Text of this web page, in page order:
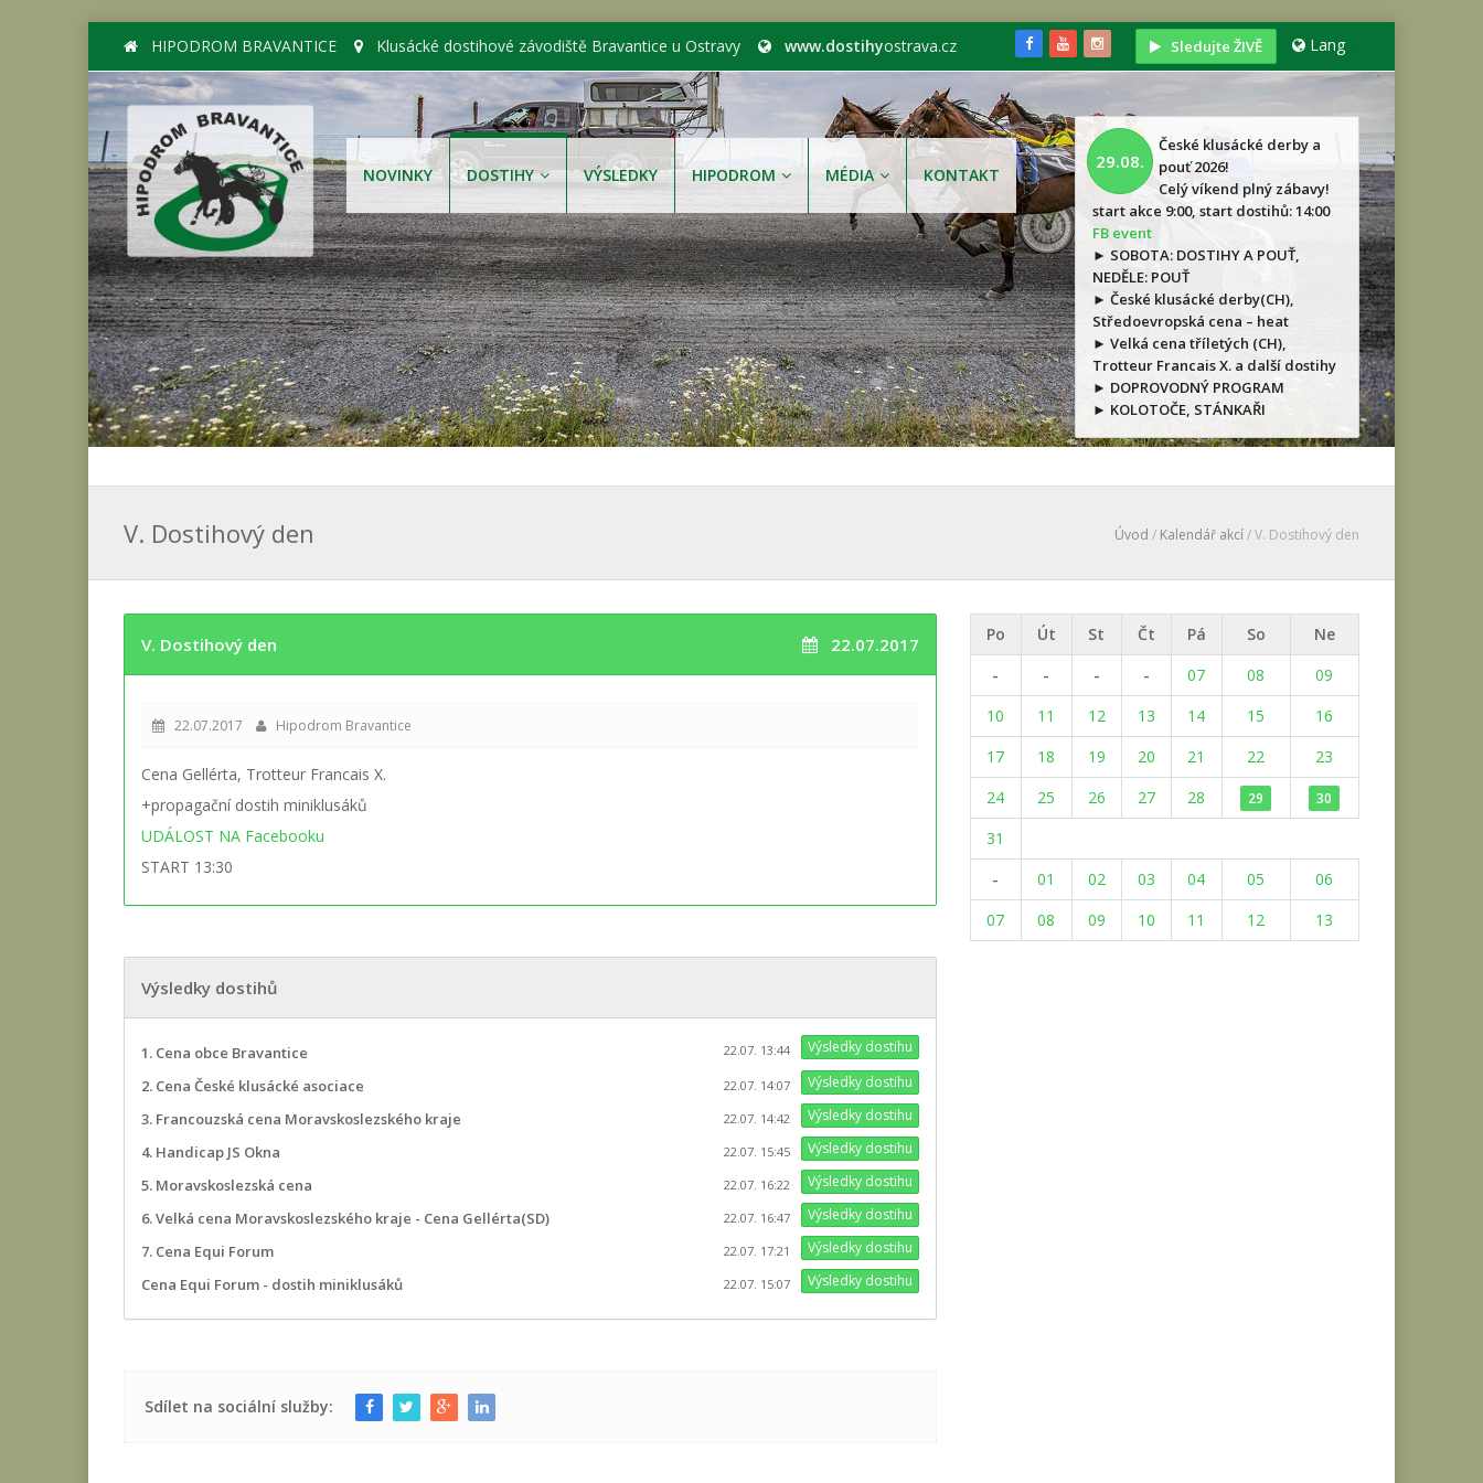
HIPODROM BRAVANTICE Klusácké dostihové závodiště Bravantice u Ostravy www.dostihyostrava.cz Sledujte ŽIVĚ Lang
NOVINKY DOSTIHY VÝSLEDKY HIPODROM MÉDIA KONTAKT
29.08.
České klusácké derby a
pouť 2026!
Celý víkend plný zábavy!
start akce 9:00, start dostihů: 14:00
FB event
► SOBOTA: DOSTIHY A POUŤ,
NEDĚLE: POUŤ
► České klusácké derby(CH),
Středoevropská cena – heat
► Velká cena tříletých (CH),
Trotteur Francais X. a další dostihy
► DOPROVODNÝ PROGRAM
► KOLOTOČE, STÁNKAŘI
V. Dostihový den Úvod / Kalendář akcí/ V. Dostihový den
V. Dostihový den 22.07.2017
22.07.2017 Hipodrom Bravantice
Cena Gellérta, Trotteur Francais X.
+propagační dostih miniklusáků
UDÁLOST NA Facebooku
START 13:30
Výsledky dostihů
Výsledky dostihu
22.07. 13:44
1. Cena obce Bravantice
Výsledky dostihu
22.07. 14:07
2. Cena České klusácké asociace
Výsledky dostihu
22.07. 14:42
3. Francouzská cena Moravskoslezského kraje
Výsledky dostihu
22.07. 15:45
4. Handicap JS Okna
Výsledky dostihu
22.07. 16:22
5. Moravskoslezská cena
Výsledky dostihu
22.07. 16:47
6. Velká cena Moravskoslezského kraje - Cena Gellérta(SD)
Výsledky dostihu
22.07. 17:21
7. Cena Equi Forum
Výsledky dostihu
22.07. 15:07
Cena Equi Forum - dostih miniklusáků
Sdílet na sociální služby:
Po Út St Čt Pá So
Ne
-
- - - 07 08
09
10
11 12 13 14 15
16
17
18 19 20 21 22
23
24
25 26 27 28 29 30
31
-
01 02 03 04 05
06
07
08 09 10 11 12 13